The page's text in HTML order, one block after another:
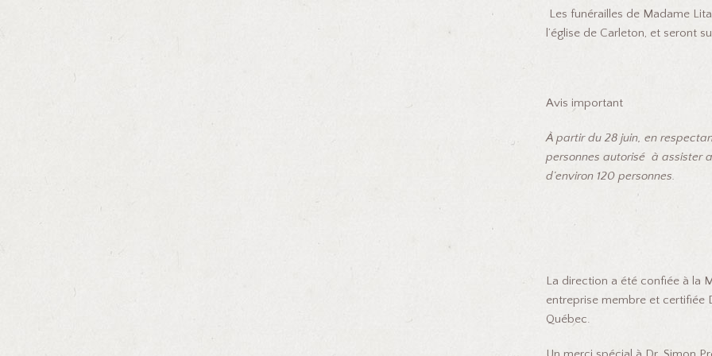
Les funérailles de Madame
l’église de Carleton, et seront
Avis important
À partir du 28 juin, en
personnes autorisé à assister
d’environ 120 personnes.
La direction a été confiée à la
entreprise membre et certifiée
Québec.